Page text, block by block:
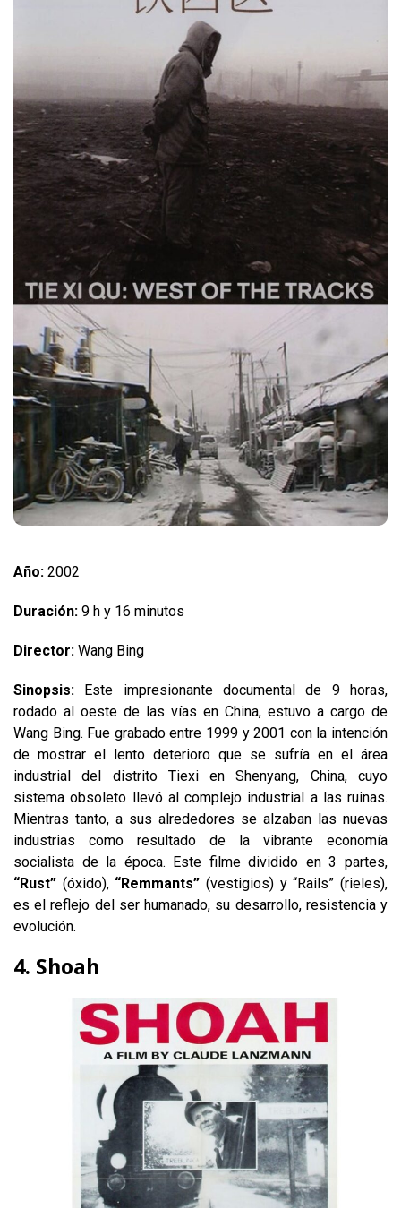
Año: 2002
Duración: 9 h y 16 minutos
Director: Wang Bing
Sinopsis:
Este impresionante documental de 9 horas,
rodado al oeste de las vías en China, estuvo a cargo de
Wang Bing. Fue grabado entre 1999 y 2001 con la intención
de mostrar el lento deterioro que se sufría en el área
industrial del distrito Tiexi en Shenyang, China, cuyo
sistema obsoleto llevó al complejo industrial a las ruinas.
Mientras tanto, a sus alrededores se alzaban las nuevas
industrias como resultado de la vibrante economía
socialista de la época. Este filme dividido en 3 partes,
“Rust” (óxido), “Remmants” (vestigios) y “Rails” (rieles),
es el reflejo del ser humanado, su desarrollo, resistencia y
evolución.
4. Shoah